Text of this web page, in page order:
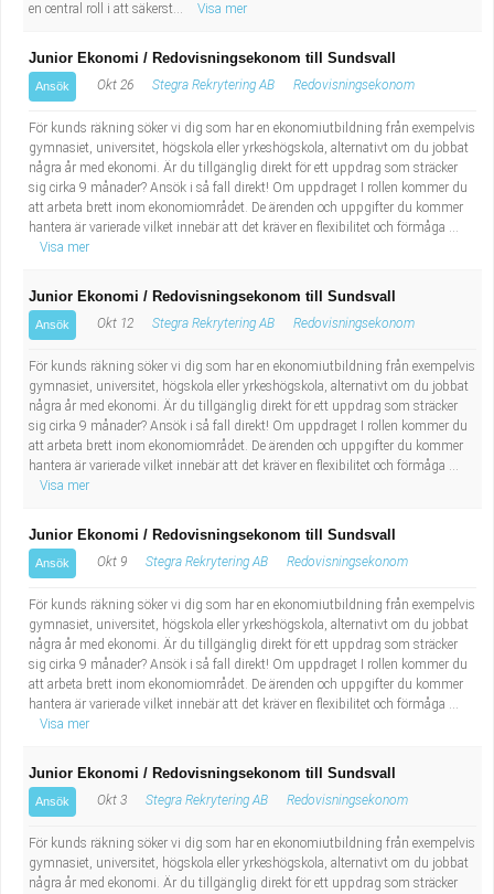
en central roll i att säkerst...
Visa mer
Junior Ekonomi / Redovisningsekonom till Sundsvall
Ansök Okt 26 Stegra Rekrytering AB Redovisningsekonom
För kunds räkning söker vi dig som har en ekonomiutbildning från exempelvis
gymnasiet, universitet, högskola eller yrkeshögskola, alternativt om du jobbat
några år med ekonomi. Är du tillgänglig direkt för ett uppdrag som sträcker
sig cirka 9 månader? Ansök i så fall direkt! Om uppdraget I rollen kommer du
att arbeta brett inom ekonomiområdet. De ärenden och uppgifter du kommer
hantera är varierade vilket innebär att det kräver en flexibilitet och förmåga ...
Visa mer
Junior Ekonomi / Redovisningsekonom till Sundsvall
Ansök Okt 12 Stegra Rekrytering AB Redovisningsekonom
För kunds räkning söker vi dig som har en ekonomiutbildning från exempelvis
gymnasiet, universitet, högskola eller yrkeshögskola, alternativt om du jobbat
några år med ekonomi. Är du tillgänglig direkt för ett uppdrag som sträcker
sig cirka 9 månader? Ansök i så fall direkt! Om uppdraget I rollen kommer du
att arbeta brett inom ekonomiområdet. De ärenden och uppgifter du kommer
hantera är varierade vilket innebär att det kräver en flexibilitet och förmåga ...
Visa mer
Junior Ekonomi / Redovisningsekonom till Sundsvall
Ansök Okt 9 Stegra Rekrytering AB Redovisningsekonom
För kunds räkning söker vi dig som har en ekonomiutbildning från exempelvis
gymnasiet, universitet, högskola eller yrkeshögskola, alternativt om du jobbat
några år med ekonomi. Är du tillgänglig direkt för ett uppdrag som sträcker
sig cirka 9 månader? Ansök i så fall direkt! Om uppdraget I rollen kommer du
att arbeta brett inom ekonomiområdet. De ärenden och uppgifter du kommer
hantera är varierade vilket innebär att det kräver en flexibilitet och förmåga ...
Visa mer
Junior Ekonomi / Redovisningsekonom till Sundsvall
Ansök Okt 3 Stegra Rekrytering AB Redovisningsekonom
För kunds räkning söker vi dig som har en ekonomiutbildning från exempelvis
gymnasiet, universitet, högskola eller yrkeshögskola, alternativt om du jobbat
några år med ekonomi. Är du tillgänglig direkt för ett uppdrag som sträcker